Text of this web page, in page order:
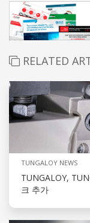
RELATED
TUNGALOY NEWS
TUNGALOY,
크 추가